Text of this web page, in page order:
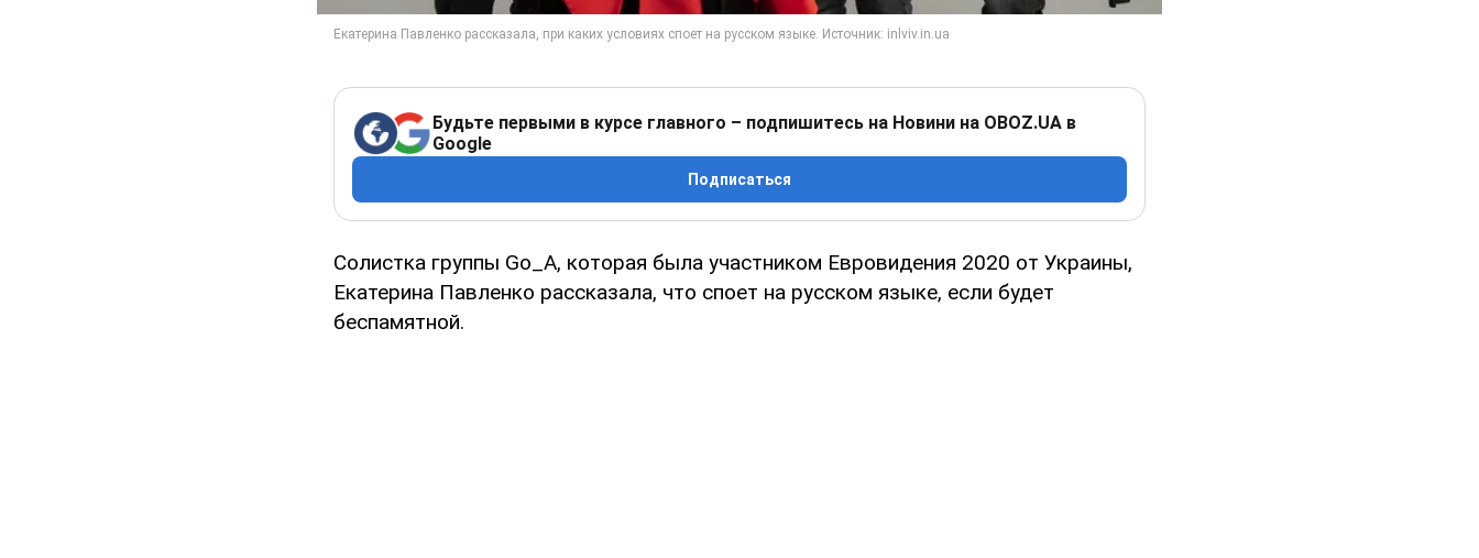
Будьте первыми в курсе главного – подпишитесь на Новини на OBOZ.UA в
Google
Подписаться
Солистка группы Go_A, которая была участником Евровидения 2020 от Украины,
Екатерина Павленко рассказала, что споет на русском языке, если будет
беспамятной.